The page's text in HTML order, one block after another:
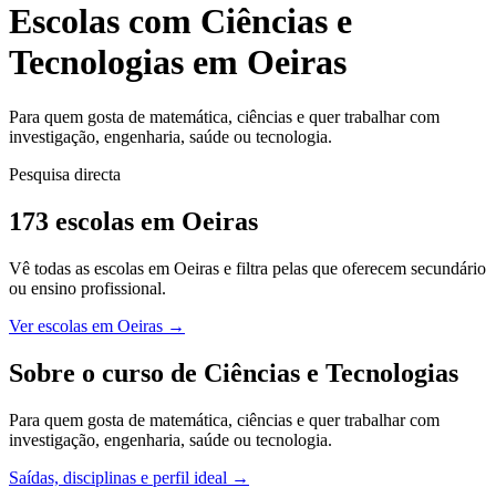
Escolas com Ciências e
Tecnologias em Oeiras
Para quem gosta de matemática, ciências e quer trabalhar com
investigação, engenharia, saúde ou tecnologia.
Pesquisa directa
173 escolas em Oeiras
Vê todas as escolas em Oeiras e filtra pelas que oferecem secundário
ou ensino profissional.
Ver escolas em Oeiras →
Sobre o curso de Ciências e Tecnologias
Para quem gosta de matemática, ciências e quer trabalhar com
investigação, engenharia, saúde ou tecnologia.
Saídas, disciplinas e perfil ideal →